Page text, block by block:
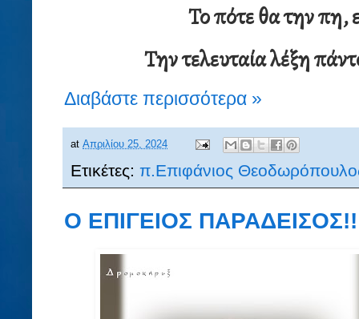
Το πότε θα την πη,
Την τελευταία λέξη
Διαβάστε περισσότερα »
at Απριλίου 25, 2024
Ετικέτες: π.Επιφάνιος
Ο ΕΠΙΓΕΙΟΣ